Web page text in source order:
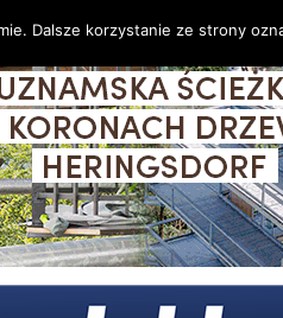
Dalsze korzystanie ze strony